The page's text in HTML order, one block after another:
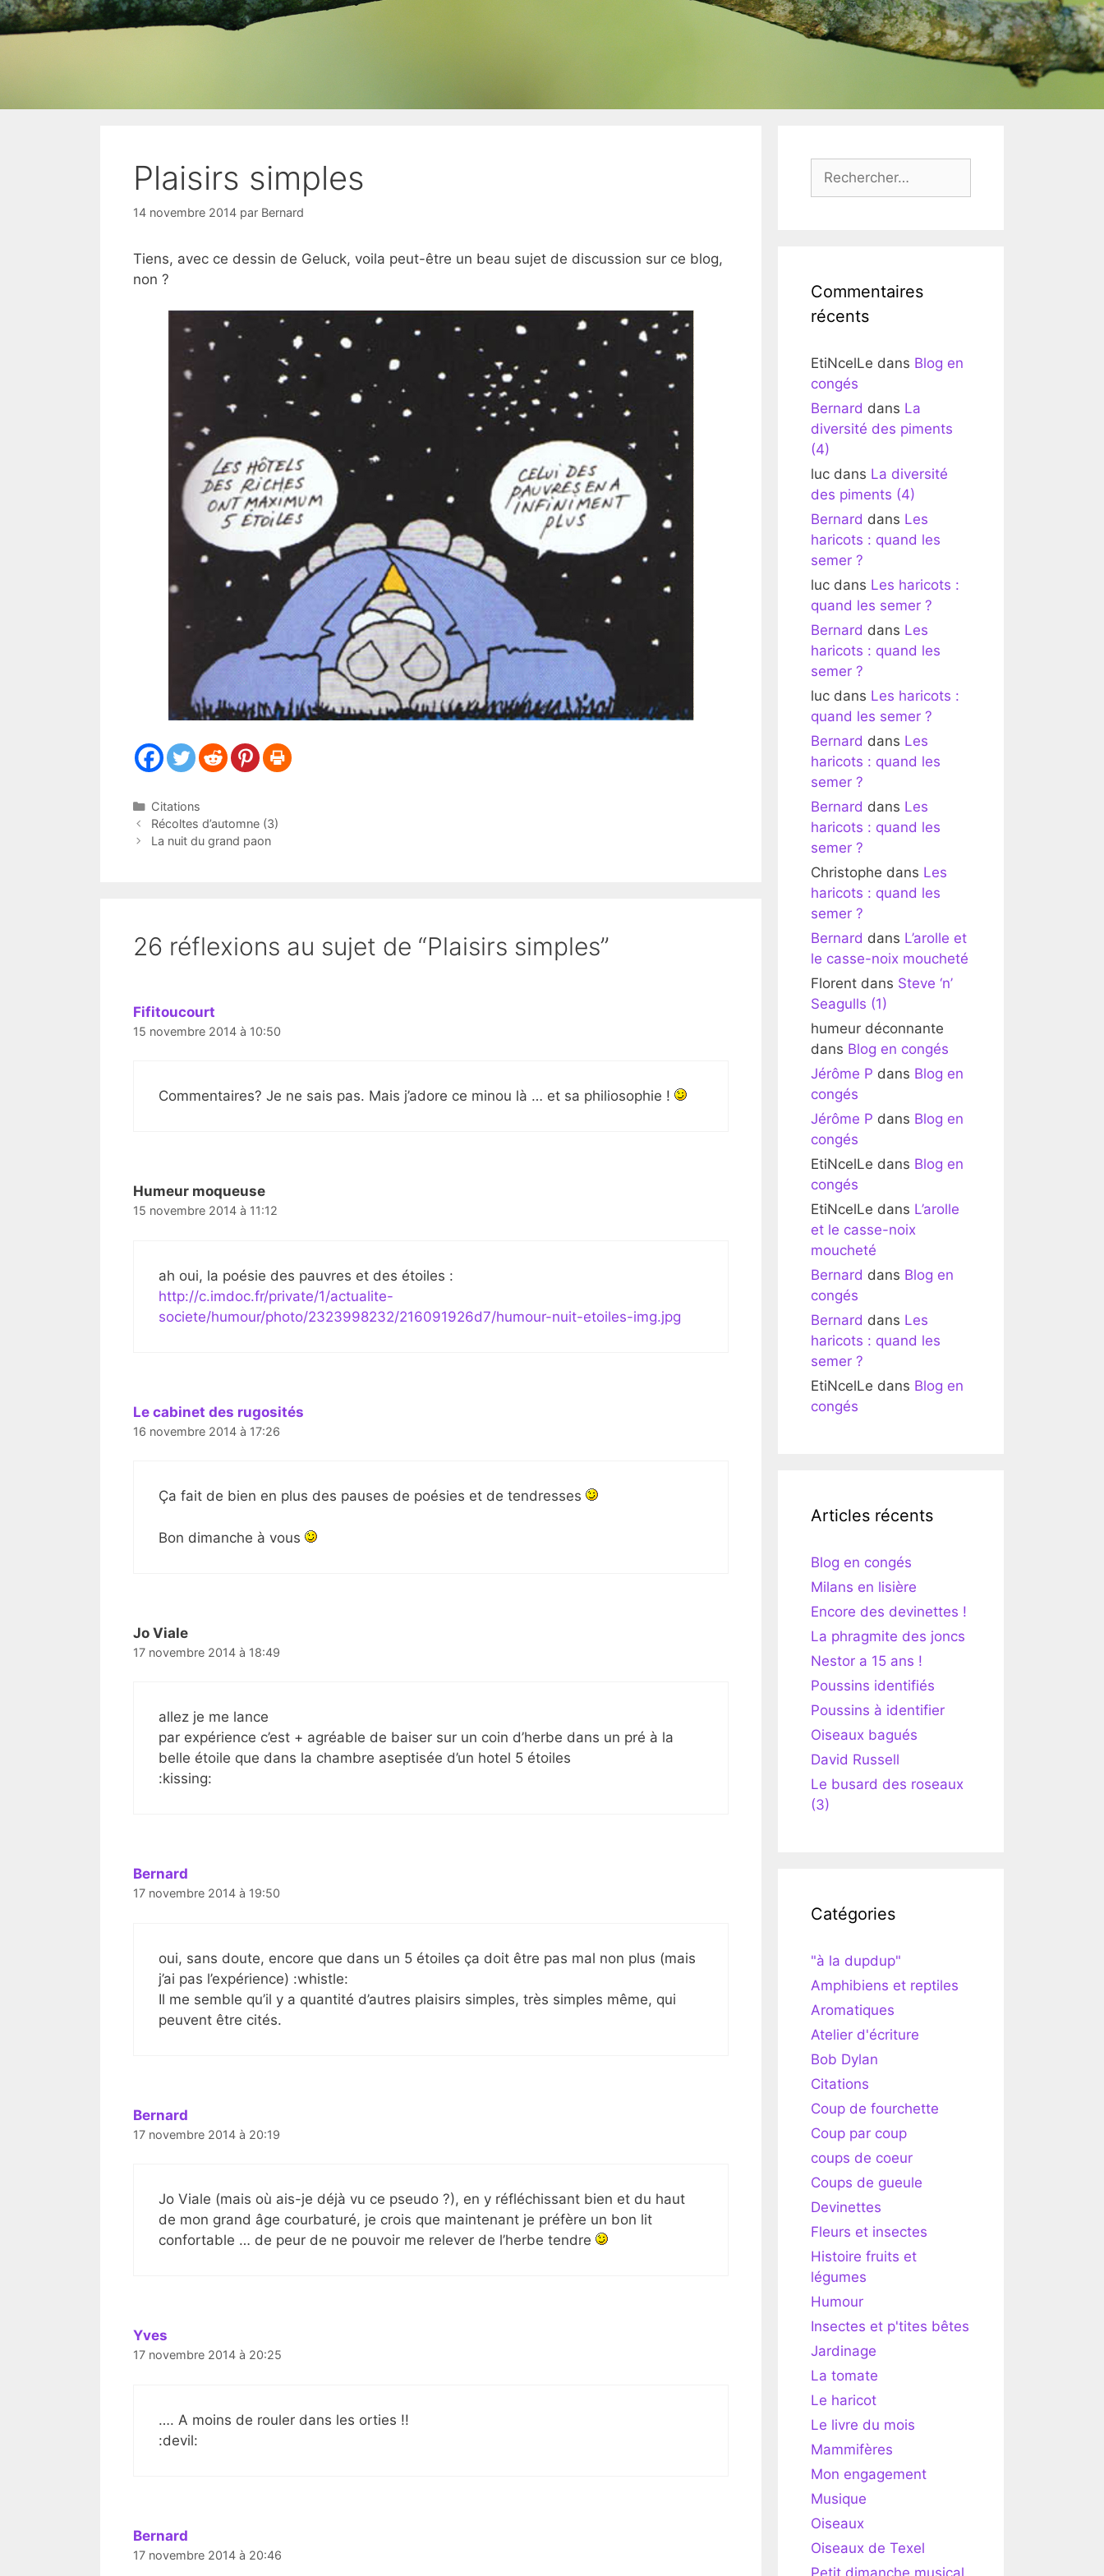
Plaisirs simples
14 novembre 2014 par Bernard
Tiens, avec ce dessin de Geluck, voila peut-être un beau sujet de discussion sur ce blog,
non ?
Catégories
Citations
Récoltes d’automne (3)
La nuit du grand paon
26 réflexions au sujet de “Plaisirs simples”
Fifitoucourt
15 novembre 2014 à 10:50
Commentaires? Je ne sais pas. Mais j’adore ce minou là … et sa philiosophie !
Humeur moqueuse
15 novembre 2014 à 11:12
ah oui, la poésie des pauvres et des étoiles :
http://c.imdoc.fr/private/1/actualite-
societe/humour/photo/2323998232/216091926d7/humour-nuit-etoiles-img.jpg
Le cabinet des rugosités
16 novembre 2014 à 17:26
Ça fait de bien en plus des pauses de poésies et de tendresses
Bon dimanche à vous
Jo Viale
17 novembre 2014 à 18:49
allez je me lance
par expérience c’est + agréable de baiser sur un coin d’herbe dans un pré à la
belle étoile que dans la chambre aseptisée d’un hotel 5 étoiles
:kissing:
Bernard
17 novembre 2014 à 19:50
oui, sans doute, encore que dans un 5 étoiles ça doit être pas mal non plus (mais
j’ai pas l’expérience) :whistle:
Il me semble qu’il y a quantité d’autres plaisirs simples, très simples même, qui
peuvent être cités.
Bernard
17 novembre 2014 à 20:19
Jo Viale (mais où ais-je déjà vu ce pseudo ?), en y réfléchissant bien et du haut
de mon grand âge courbaturé, je crois que maintenant je préfère un bon lit
confortable … de peur de ne pouvoir me relever de l’herbe tendre
Yves
17 novembre 2014 à 20:25
…. A moins de rouler dans les orties !!
:devil:
Bernard
17 novembre 2014 à 20:46
Commentaires
récents
EtiNcelLe dans Blog en
congés
Bernard dans La
diversité des piments
(4)
luc dans La diversité
des piments (4)
Bernard dans Les
haricots : quand les
semer ?
luc dans Les haricots :
quand les semer ?
Bernard dans Les
haricots : quand les
semer ?
luc dans Les haricots :
quand les semer ?
Bernard dans Les
haricots : quand les
semer ?
Bernard dans Les
haricots : quand les
semer ?
Christophe dans Les
haricots : quand les
semer ?
Bernard dans L’arolle et
le casse-noix moucheté
Florent dans Steve ‘n’
Seagulls (1)
humeur déconnante
dans Blog en congés
Jérôme P dans Blog en
congés
Jérôme P dans Blog en
congés
EtiNcelLe dans Blog en
congés
EtiNcelLe dans L’arolle
et le casse-noix
moucheté
Bernard dans Blog en
congés
Bernard dans Les
haricots : quand les
semer ?
EtiNcelLe dans Blog en
congés
Articles récents
Blog en congés
Milans en lisière
Encore des devinettes !
La phragmite des joncs
Nestor a 15 ans !
Poussins identifiés
Poussins à identifier
Oiseaux bagués
David Russell
Le busard des roseaux
(3)
Catégories
"à la dupdup"
Amphibiens et reptiles
Aromatiques
Atelier d'écriture
Bob Dylan
Citations
Coup de fourchette
Coup par coup
coups de coeur
Coups de gueule
Devinettes
Fleurs et insectes
Histoire fruits et
légumes
Humour
Insectes et p'tites bêtes
Jardinage
La tomate
Le haricot
Le livre du mois
Mammifères
Mon engagement
Musique
Oiseaux
Oiseaux de Texel
Petit dimanche musical